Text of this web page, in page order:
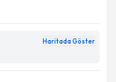
Haritada Göster